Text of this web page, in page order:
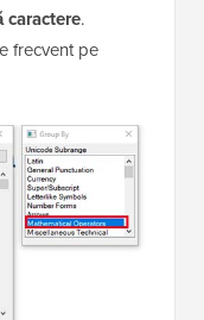
caractere.
frecvent pe